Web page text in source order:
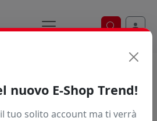
Ricerca
dal 1997
nuovo E-Shop Trend!
tuo solito account ma ti verrà